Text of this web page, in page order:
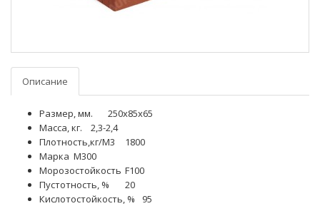
Описание
Размер, мм.
250x85x65
Масса, кг.
2,3-2,4
Плотность,кг/M3
1800
Марка М300
Морозостойкость F100
Пустотность, %
20
Кислотостойкость, %
95